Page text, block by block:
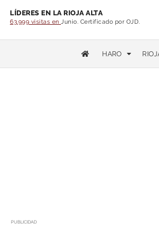
LÍDERES EN LA RIOJA ALTA
63.999 visitas en Junio. Certificado por OJD.
HARO
PUBLICIDAD